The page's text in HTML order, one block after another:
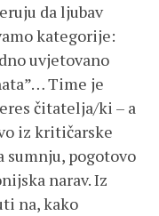
da ljubav
kategorije:
uvjetovano
Time je
čitatelja/ki – a
iz kritičarske
sumnju, pogotovo
narav. Iz
na, kako